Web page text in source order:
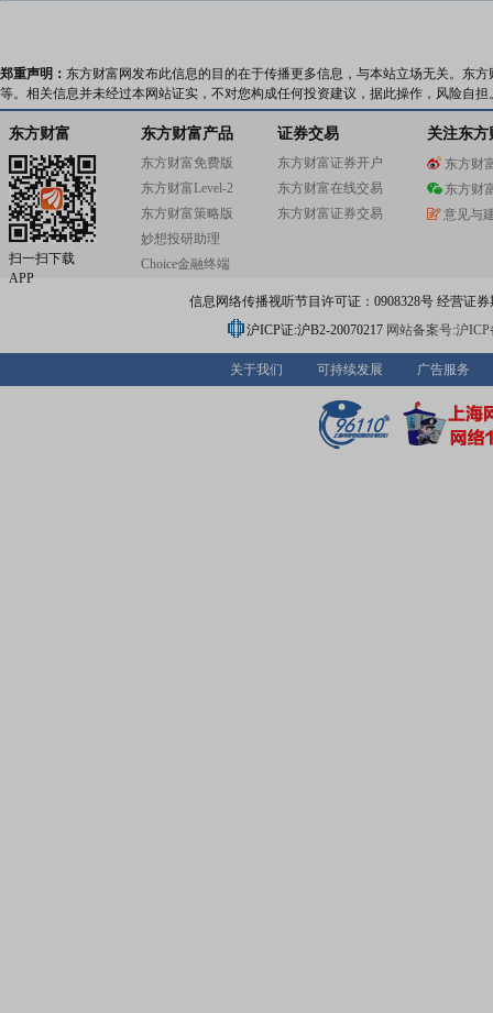
郑重声明： 东方财富网发布此信息的目的在于传播更多信息，与本站立场无关。东
等。相关信息并未经过本网站证实，不对您构成任何投资建议，据此操作，风险自担